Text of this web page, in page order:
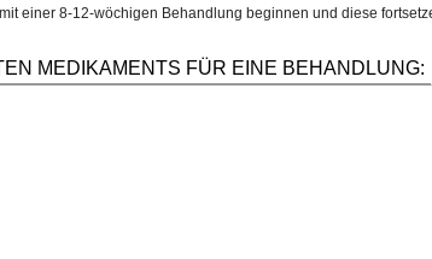
einer 8-12-wöchigen Behandlung beginnen und diese
MEDIKAMENTS FÜR EINE BEHANDLUNG: